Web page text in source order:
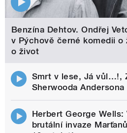
Benzína Dehtov. Ondřej
v Pýchově černé komedii o
o život
Smrt v lese, Já vůl…!,
Sherwooda Andersona
Herbert George Wells:
brutální invaze